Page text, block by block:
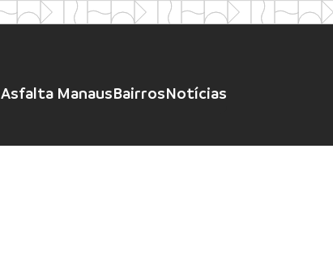
Asfalta ManausBairrosNotícias